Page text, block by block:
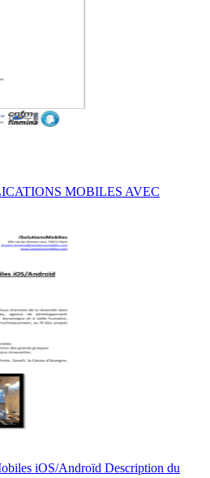
MOBILES AVEC
iOS/Androïd Description du